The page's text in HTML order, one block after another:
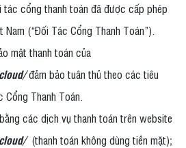
cổng thanh toán đã được cấp phép
(“Đối Tác Cổng Thanh Toán”).
mật thanh toán của
đảm bảo tuân thủ theo các tiêu
Thanh Toán.
các dịch vụ thanh toán trên website
(thanh toán không dùng tiền mặt);